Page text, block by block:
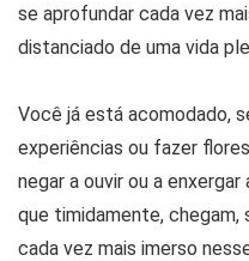
se aprofundar cada vez
distanciado de uma vida
Você já está acomodado,
experiências ou fazer
negar a ouvir ou a
que timidamente,
cada vez mais imerso